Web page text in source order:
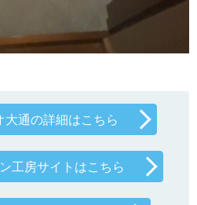
通の詳細はこちら
工房サイトはこちら